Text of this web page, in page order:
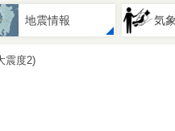
地震情報 気
震度2)